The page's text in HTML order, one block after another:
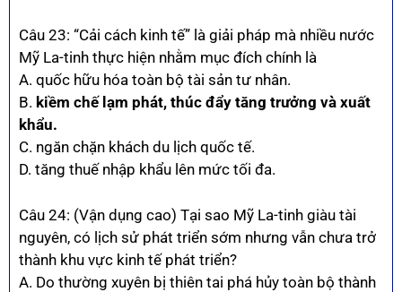
Câu 23: “Cải cách kinh tế” là giải pháp mà nhiều nước
Mỹ La-tinh thực hiện nhằm mục đích chính là
A. quốc hữu hóa toàn bộ tài sản tư nhân.
B. kiềm chế lạm phát, thúc đẩy tăng trưởng và xuất
khẩu.
C. ngăn chặn khách du lịch quốc tế.
D. tăng thuế nhập khẩu lên mức tối đa.
Câu 24: (Vận dụng cao) Tại sao Mỹ La-tinh giàu tài
nguyên, có lịch sử phát triển sớm nhưng vẫn chưa trở
thành khu vực kinh tế phát triển?
A. Do thường xuyên bị thiên tai phá hủy toàn bộ thành